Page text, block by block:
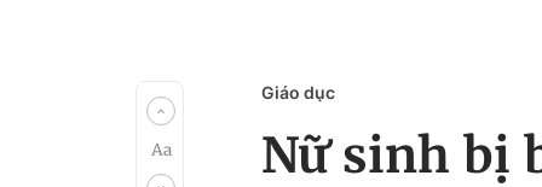
Giáo dục
Nữ sinh bị